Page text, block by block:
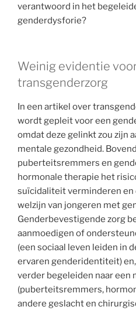
verantwoord in het
genderdysforie?
Weinig evidentie
transgenderzorg
In een artikel over
wordt gepleit voor een
omdat deze gelinkt zou zijn
mentale gezondheid.
puberteitsremmers en
hormonale therapie het
suïcidaliteit verminderen
welzijn van jongeren met
Genderbevestigende zorg
aanmoedigen of
(een sociaal leven leiden in
ervaren genderidentiteit)
verder begeleiden naar een
(puberteitsremmers,
andere geslacht en